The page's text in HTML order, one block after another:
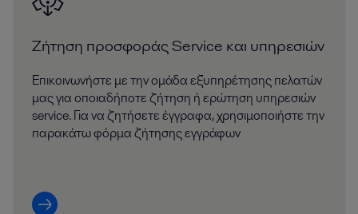
Ζήτηση προσφοράς Service και υπηρεσιών
Επικοινωνήστε με την ομάδα εξυπηρέτησης πελατών
μας για οποιαδήποτε ζήτηση ή ερώτηση υπηρεσιών
service. Για να ζητήσετε έγγραφα, χρησιμοποιήστε την
παρακάτω φόρμα ζήτησης εγγράφων